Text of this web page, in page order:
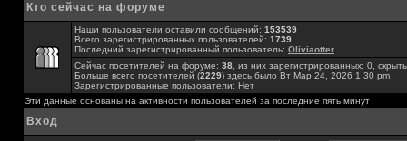
Кто сейчас на форуме
Наши пользователи оставили сообщений: 153539
Всего зарегистрированных пользователей: 1739
Последний зарегистрированный пользователь: Oliviaotter
Сейчас посетителей на форуме: 38 , из них зарегистрированных: 0,
Больше всего посетителей (2229) здесь было Вт Мар 24, 2026 1:30 pm
Зарегистрированные пользователи: Нет
Эти данные основаны на активности пользователей за последние пять минут
Вход